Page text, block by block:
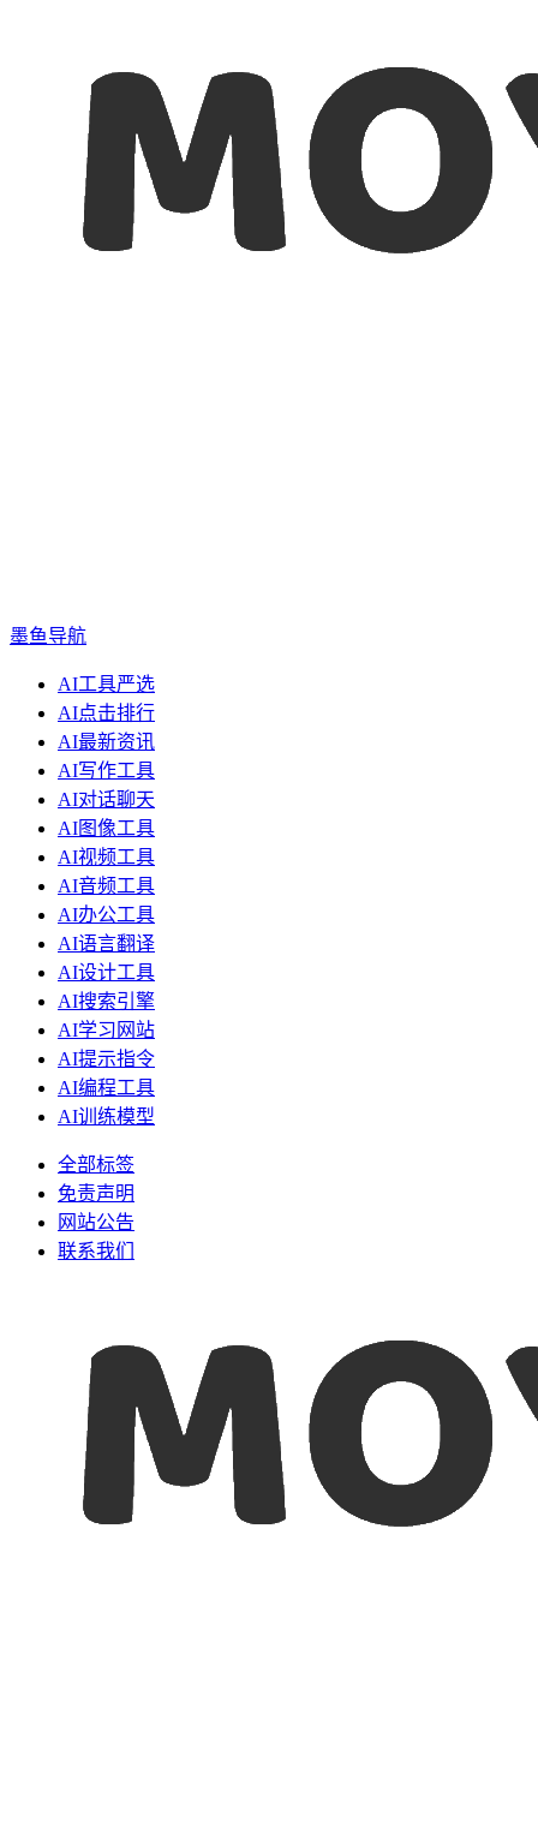
墨鱼导航
AI工具严选
AI点击排行
AI最新资讯
AI写作工具
AI对话聊天
AI图像工具
AI视频工具
AI音频工具
AI办公工具
AI语言翻译
AI设计工具
AI搜索引擎
AI学习网站
AI提示指令
AI编程工具
AI训练模型
全部标签
免责声明
网站公告
联系我们